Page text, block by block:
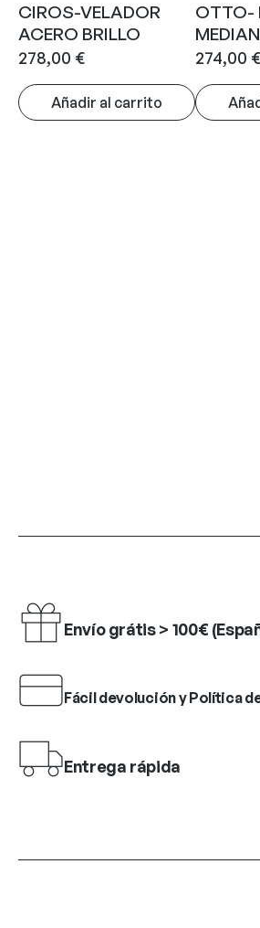
CIROS-VELADOR
ACERO BRILLO
278,00 €
Añadir al carrito
OTTO-
274,00 €
Envío grátis > 100€
Fácil devolución y Política
Entrega rápida